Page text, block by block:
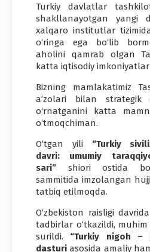
Turkiy davlatlar
shakllanayotgan yangi
xalqaro institutlar
o‘ringa ega bo‘lib
aholini qamrab olgan
katta iqtisodiy
Bizning mamlakatimiz
a’zolari bilan strategik
o‘rnatganini katta
o‘tmoqchiman.
O‘tgan yili “Turkiy
davri: umumiy
sari” shiori ostida
sammitida imzolangan
tatbiq etilmoqda.
O‘zbekiston raisligi
tadbirlar o‘tkazildi,
surildi. “Turkiy nigoh –
dasturi asosida amaliy